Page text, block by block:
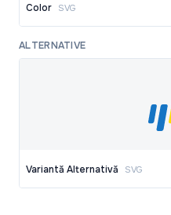
Color SVG
ALTERNATIVE
Variantă Alternativă SVG